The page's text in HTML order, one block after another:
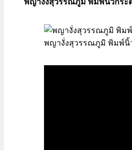
พญางั่งสุวรรณภูมิ พิมพ์นิ้วกระ
พญางั่งสุวรรณภูมิ พิมพ์นิ้